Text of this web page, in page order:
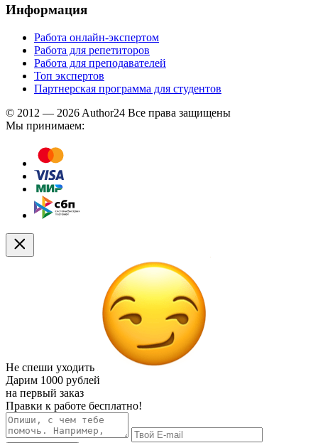
Информация
Работа онлайн-экспертом
Работа для репетиторов
Работа для преподавателей
Топ экспертов
Партнерская программа для студентов
© 2012 — 2026 Author24 Все права защищены
Мы принимаем:
Не спеши уходить
Дарим 1000 рублей
на первый заказ
Правки к работе бесплатно!